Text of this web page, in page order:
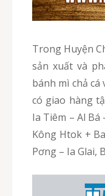
Trong Huyện Chư Sê của Gia Lai, chúng tôi có
sản xuất và
bánh mì chả cá
có giao hàng
Ia Tiêm – Al Bá
Kông Htok +
Pơng – Ia Glai,